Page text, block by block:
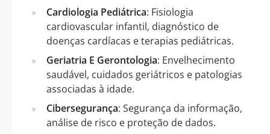
Cardiologia Pediátrica: Fisiologia
cardiovascular infantil, diagnóstico de
doenças cardíacas e terapias pediátricas.
Geriatria E Gerontologia: Envelhecimento
saudável, cuidados geriátricos e patologias
associadas à idade.
Cibersegurança: Segurança da informação,
análise de risco e proteção de dados.